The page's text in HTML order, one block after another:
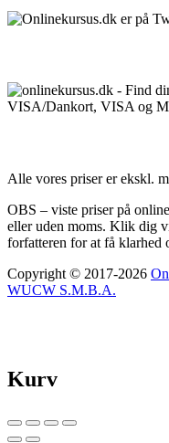
Alle vores priser er ekskl.
OBS – viste priser på
eller uden moms. Klik dig
forfatteren for at få klarhed
Copyright © 2017-2026
WUCW S.M.B.A.
Kurv